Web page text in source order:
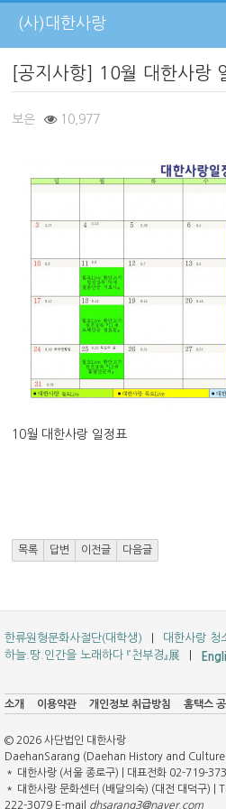
(사)대한사랑
[공지사항] 10월 대한사랑
보은 10,977
10월 대한사랑 일정표
목록 답변 이전글 다음글
한류원형문화사절단(대학생)
대한사랑 청
하늘.땅.인간을 노래하다 『천부경』展
소개 이용약관 개인정보 취급방침 홈택스
© 2026 사단법인 대한사랑
DaehanSarang (Daehan History and
＊ 대한사랑 (서울 종로구) | 대표전화 02-719-
＊ 대한사랑 문화센터 (배달의숙) (대전 대덕구)
222-3079 E-mail dhsarang3@naver.com